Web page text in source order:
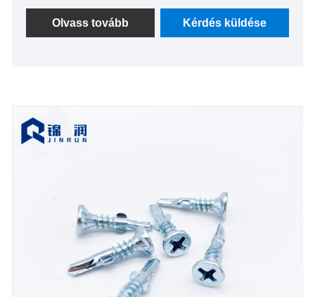
Amerika, Észak-Amerika, Európa, Délkelet-Ázsia és
más országok.
Olvass tovább Kérdés küldése